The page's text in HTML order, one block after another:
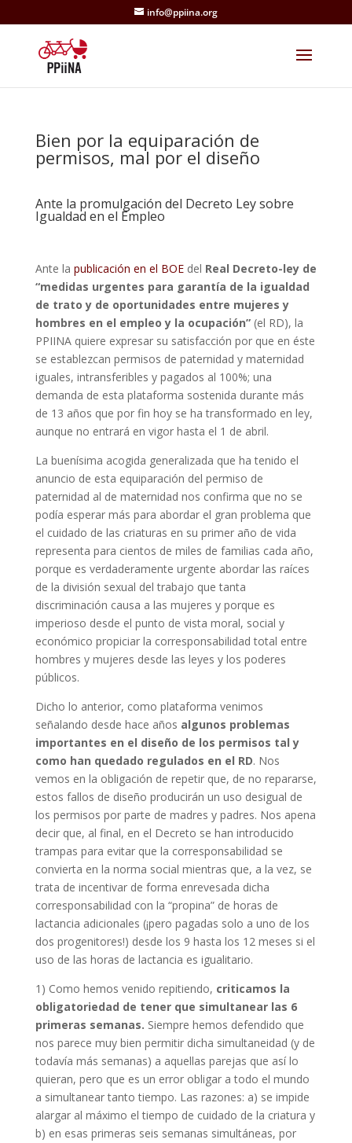
info@ppiina.org
Bien por la equiparación de
permisos, mal por el diseño
Ante la promulgación del Decreto Ley sobre
Igualdad en el Empleo
Ante la publicación en el BOEdel Real Decreto-ley de
“medidas urgentes para garantía de la igualdad
de trato y de oportunidades entre mujeres y
hombres en el empleo y la ocupación”(el RD), la
PPIINA quiere expresar su satisfacción por que en éste
se establezcan permisos de paternidad y maternidad
iguales, intransferibles y pagados al 100%; una
demanda de esta plataforma sostenida durante más
de 13 años que por fin hoy se ha transformado en ley,
aunque no entrará en vigor hasta el 1 de abril.
La buenísima acogida generalizada que ha tenido el
anuncio de esta equiparación del permiso de
paternidad al de maternidad nos confirma que no se
podía esperar más para abordar el gran problema que
el cuidado de las criaturas en su primer año de vida
representa para cientos de miles de familias cada año,
porque es verdaderamente urgente abordar las raíces
de la división sexual del trabajo que tanta
discriminación causa a las mujeres y porque es
imperioso desde el punto de vista moral, social y
económico propiciar la corresponsabilidad total entre
hombres y mujeres desde las leyes y los poderes
públicos.
Dicho lo anterior, como plataforma venimos
señalando desde hace años algunos problemas
importantes en el diseño de los permisos tal y
como han quedado regulados en el RD. Nos
vemos en la obligación de repetir que, de no repararse,
estos fallos de diseño producirán un uso desigual de
los permisos por parte de madres y padres. Nos apena
decir que, al final, en el Decreto se han introducido
trampas para evitar que la corresponsabilidad se
convierta en la norma social mientras que, a la vez, se
trata de incentivar de forma enrevesada dicha
corresponsabilidad con la “propina” de horas de
lactancia adicionales (¡pero pagadas solo a uno de los
dos progenitores!) desde los 9 hasta los 12 meses si el
uso de las horas de lactancia es igualitario.
1) Como hemos venido repitiendo, criticamos la
obligatoriedad de tener que simultanear las 6
primeras semanas. Siempre hemos defendido que
nos parece muy bien permitir dicha simultaneidad (y de
todavía más semanas) a aquellas parejas que así lo
quieran, pero que es un error obligar a todo el mundo
a simultanear tanto tiempo. Las razones: a) se impide
alargar al máximo el tiempo de cuidado de la criatura y
b) en esas primeras seis semanas simultáneas, por